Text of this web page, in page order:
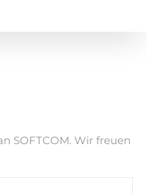
SOFTCOM. Wir freuen